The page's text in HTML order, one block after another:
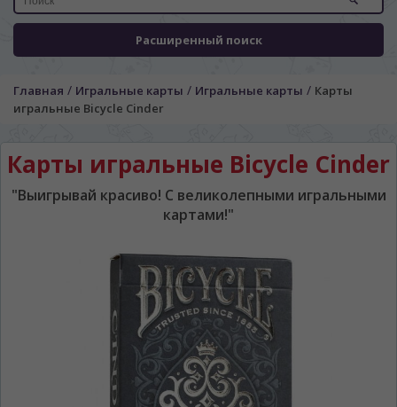
Расширенный поиск
Главная / Игральные карты / Игральные карты / Карты
игральные Bicycle Cinder
Карты игральные Bicycle Cinder
"Выигрывай красиво! С великолепными игральными
картами!"
ЯЗЫК САЙТА / LIMBA SITE-ULUI
На каком языке Вы хотите
În ce limbă ați dori să vedeți site-ul nostru?
Беспокоим Вас только один раз, далее
сохраним Ваш выбор языка.
Vă vom deranja doar o singură dată, apoi vă
vom salva alegerea limbii.
Если вы хотите переключить язык
сайта, то это можно всегда сделать в
правом верхнем углу страницы.